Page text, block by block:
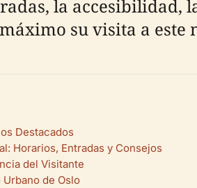
la accesibilidad,
su visita a este
Destacados
Horarios, Entradas y Consejos
del Visitante
de Oslo